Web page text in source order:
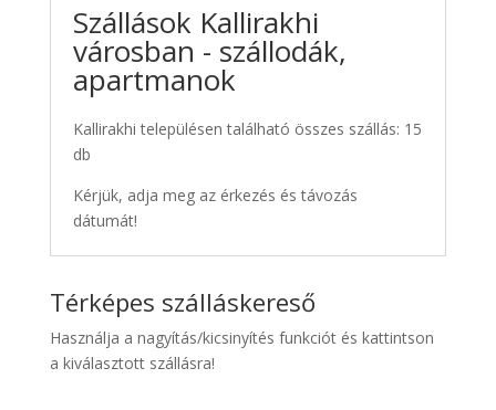
Szállások Kallirakhi
városban - szállodák,
apartmanok
Kallirakhi településen található összes szállás: 15
db
Kérjük, adja meg az érkezés és távozás
dátumát!
Térképes szálláskereső
Használja a nagyítás/kicsinyítés funkciót és kattintson
a kiválasztott szállásra!